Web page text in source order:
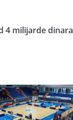
4 milijarde dinara